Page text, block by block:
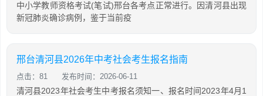
中小学教师资格考试(笔试)邢台各考点正常进行。因清河县出现
新冠肺炎确诊病例，鉴于当前疫
邢台清河县2026年中考社会考生报名指南
点击：81 发布时间：2026-06-11
清河县2023年社会考生中考报名须知一、报名时间2023年4月1